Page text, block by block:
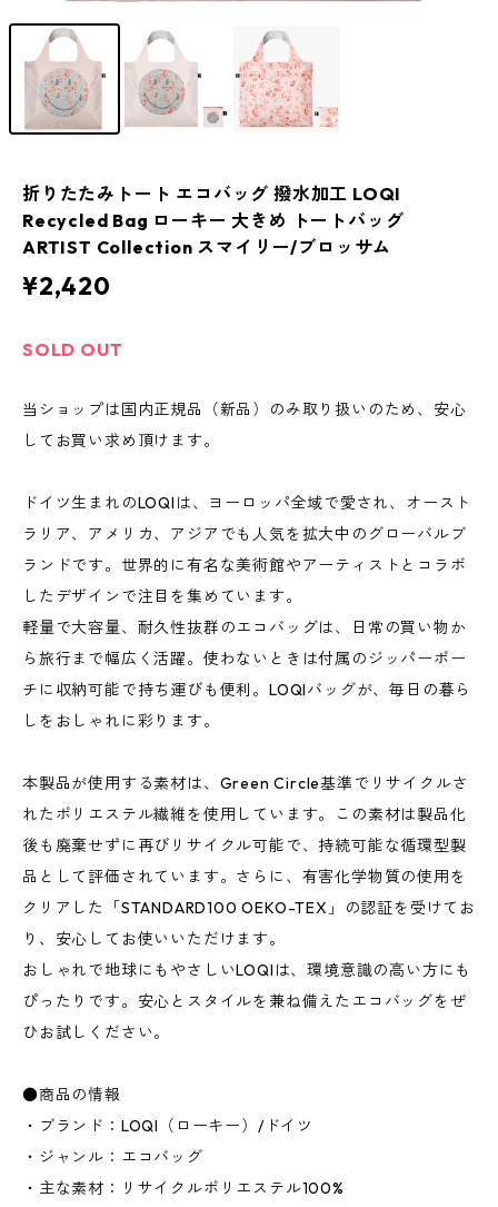
折りたたみトート エコバッグ 撥水加工 LOQI
Recycled Bag ローキー 大きめ トートバッグ
ARTIST Collection スマイリー/ブロッサム
¥2,420
SOLD OUT
当ショップは国内正規品（新品）のみ取り扱いのため、安心
してお買い求め頂けます。
ドイツ生まれのLOQIは、ヨーロッパ全域で愛され、オースト
ラリア、アメリカ、アジアでも人気を拡大中のグローバルブ
ランドです。世界的に有名な美術館やアーティストとコラボ
したデザインで注目を集めています。
軽量で大容量、耐久性抜群のエコバッグは、日常の買い物か
ら旅行まで幅広く活躍。使わないときは付属のジッパーポー
チに収納可能で持ち運びも便利。LOQIバッグが、毎日の暮ら
しをおしゃれに彩ります。
本製品が使用する素材は、Green Circle基準でリサイクルさ
れたポリエステル繊維を使用しています。この素材は製品化
後も廃棄せずに再びリサイクル可能で、持続可能な循環型製
品として評価されています。さらに、有害化学物質の使用を
クリアした「STANDARD100 OEKO-TEX」の認証を受けてお
り、安心してお使いいただけます。
おしゃれで地球にもやさしいLOQIは、環境意識の高い方にも
ぴったりです。安心とスタイルを兼ね備えたエコバッグをぜ
ひお試しください。
●商品の情報
・ブランド：LOQI（ローキー）/ドイツ
・ジャンル：エコバッグ
・主な素材：リサイクルポリエステル100%